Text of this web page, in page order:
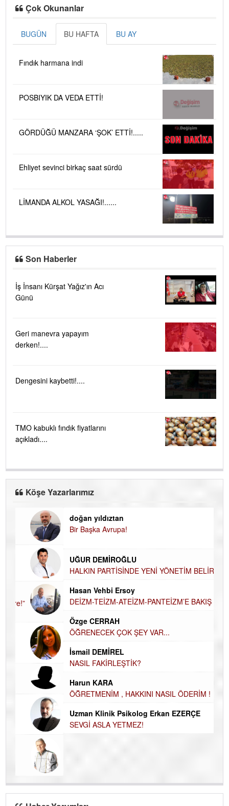
Çok Okunanlar
BUGÜN BU HAFTA BU AY
Fındık harmana indi
POSBIYIK DA VEDA ETTİ!
GÖRDÜĞÜ MANZARA ‘ŞOK’ ETTİ!.....
Ehliyet sevinci birkaç saat sürdü
LİMANDA ALKOL YASAĞI!......
Son Haberler
İş İnsanı Kürşat Yağız'ın Acı
Günü
Geri manevra yapayım
derken!....
Dengesini kaybetti!....
TMO kabuklı fındık fiyatlarını
açıkladı....
Köşe Yazarlarımız
doğan yıldıztan
Bir Başka Avrupa!
UĞUR DEMİROĞLU
HALKIN PARTİSİNDE YENİ YÖNETİM
BELİRLENDİ…
Hasan Vehbi Ersoy
DEİZM-TEİZM-ATEİZM-PANTEİZM’E BAKIŞ
Özge CERRAH
ÖĞRENECEK ÇOK ŞEY VAR...
İsmail DEMİREL
NASIL FAKİRLEŞTİK?
Harun KARA
ÖĞRETMENİM , HAKKINI NASIL ÖDERİM !
Uzman Klinik Psikolog Erkan EZERÇE
SEVGİ ASLA YETMEZ!